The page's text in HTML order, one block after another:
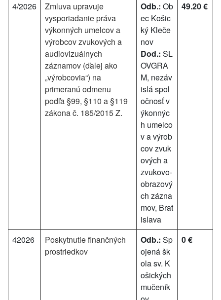
4/2026
Zmluva upravuje
vysporiadanie práva
výkonných umelcov a
výrobcov zvukových a
audiovizuálnych
záznamov (ďalej ako
„výrobcovia“) na
primeranú odmenu
podľa §99, §110 a §119
zákona č. 185/2015 Z.
Odb.: Ob
ec Košic
ký Kleče
nov
Dod.: SL
OVGRA
M, nezáv
islá spol
očnosť v
ýkonnýc
h umelco
v a výrob
cov zvuk
ových a
zvukovo-
obrazový
ch zázna
mov, Brat
islava
49.20 €
42026
Poskytnutie finančných
prostriedkov
Odb.: Sp
ojená šk
ola sv. K
ošických
mučeník
0 €